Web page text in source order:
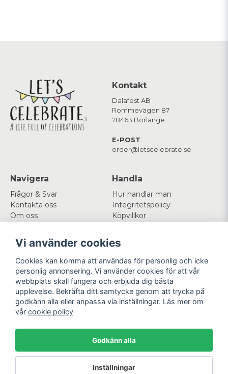
Kontakt
Dalafest AB
Rommevägen 87
78463 Borlänge
E-POST:
order@letscelebrate.se
Navigera
Frågor & Svar
Kontakta oss
Om oss
Handla
Hur handlar man
Integritetspolicy
Köpvillkor
Mitt konto
Logga in
Registrera dig
Glömt lösenord?
Följ oss
Facebook
Instagram
Betala enkelt Vi levererar med
Powered by Nyehandel AB
Vi använder cookies
Cookies kan komma att användas för personlig och icke
personlig annonsering. Vi använder cookies för att vår
webbplats skall fungera och erbjuda dig bästa
upplevelse. Bekräfta ditt samtycke genom att trycka på
godkänn alla eller anpassa via inställningar. Läs mer om
vår cookie policy
Godkänn alla
Inställningar